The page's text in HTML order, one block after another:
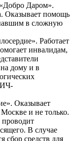
Даром».
Оказывает помощь
в сложную
Работает
инвалидам,
дому и в
Оказывает
и не только.
проводит
В случае
сбор средств для